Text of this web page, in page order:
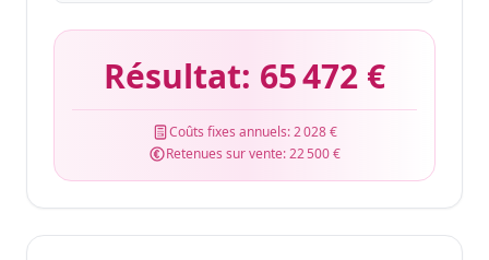
Résultat: 65 472 €
Coûts fixes annuels:2 028 €
Retenues sur vente:22 500 €